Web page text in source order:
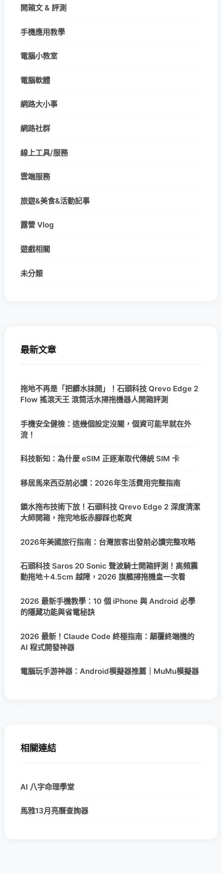
開箱文 & 評測
手機應用教學
電腦小教室
電腦軟體
網路大小事
網路社群
線上工具/服務
雲端服務
旅遊&美食&活動記事
露營 Vlog
遊戲相關
未分類
最新文章
拖地不再是「把髒水抹開」！石頭科技 Qrevo Edge 2
Flow 搖滾天王 滾筒活水掃拖機器人開箱評測
手機安全健檢：這幾個設定沒關，個資可能早就在外
流！
科技新知：為什麼 eSIM 正逐漸取代傳統 SIM 卡
移居馬來西亞前必讀：2026年生活費用完整指南
鎖水拖布技術下放！石頭科技 Qrevo Edge 2 深度清潔
大師開箱，拖完地板赤腳踩也乾爽
2026年美國旅行指南：台灣旅客出發前必讀完整攻略
石頭科技 Saros 20 Sonic 聲波騎士開箱評測！高頻震
動拖地＋4.5cm 越障，2026 旗艦掃拖機皇一次看
2026 最新手機教學：10 個 iPhone 與 Android 必學
的隱藏功能與省電秘訣
2026 最新！Claude Code 終極指南：顛覆終端機的
AI 程式開發神器
電腦玩手游神器：Android模擬器推薦｜MuMu模擬器
相關連結
AI 八字命理學堂
馬雅13月亮曆查詢器